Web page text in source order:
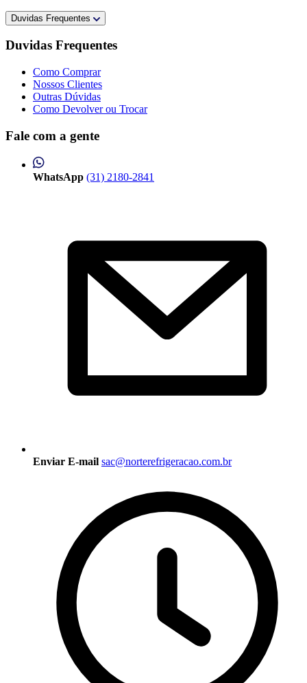
Duvidas Frequentes
Duvidas Frequentes
Como Comprar
Nossos Clientes
Outras Dúvidas
Como Devolver ou Trocar
Fale com a gente
WhatsApp (31) 2180-2841
Enviar E-mail sac@norterefrigeracao.com.br